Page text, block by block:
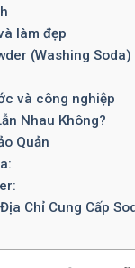
làm đẹp
(Washing Soda)
và công nghiệp
Nhau Không?
Quản
Chỉ Cung Cấp